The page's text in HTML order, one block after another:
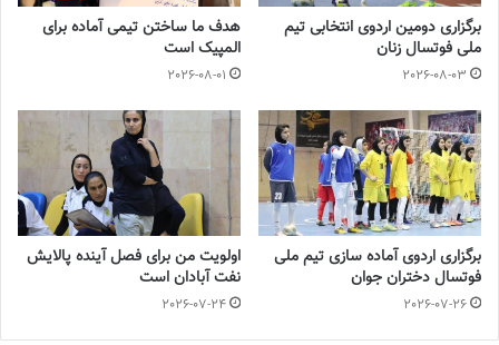
لیست تیم ملی فوتسال زنان اعلام شد
سرنوشت عجیب ستاره ایرانی در تورکال
2023-05-12
برگزاری اردوی انتخابی تیم ملی فوتسال
بانوان
برگزاری دومین اردوی انتخابی تیم
ملی فوتسال زنان
2026-08-03
هدف ما ساختن تیمی آماده برای
المپیک است
2026-08-01
برگزاری اردوی آماده سازی تیم ملی
فوتسال دختران جوان
2026-07-26
اولویت من برای فصل آینده پالایش
نفت آبادان است
2026-07-24